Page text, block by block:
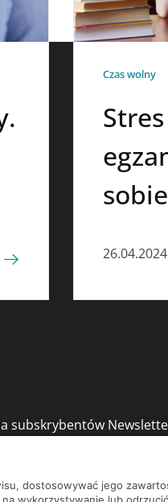
Czas wolny
subskrybentów
dostosowywać jego